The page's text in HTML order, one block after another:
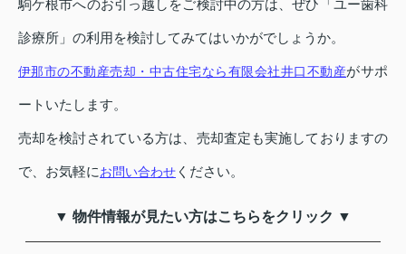
駒ケ根市へのお引っ越しをご検討中の方は、ぜひ「ユー歯科
診療所」の利用を検討してみてはいかがでしょうか。
伊那市の不動産売却・中古住宅なら有限会社井口不動産がサポ
ートいたします。
売却を検討されている方は、売却査定も実施しておりますの
で、お気軽にお問い合わせ ください。
▼ 物件情報が見たい方はこちらをクリック ▼